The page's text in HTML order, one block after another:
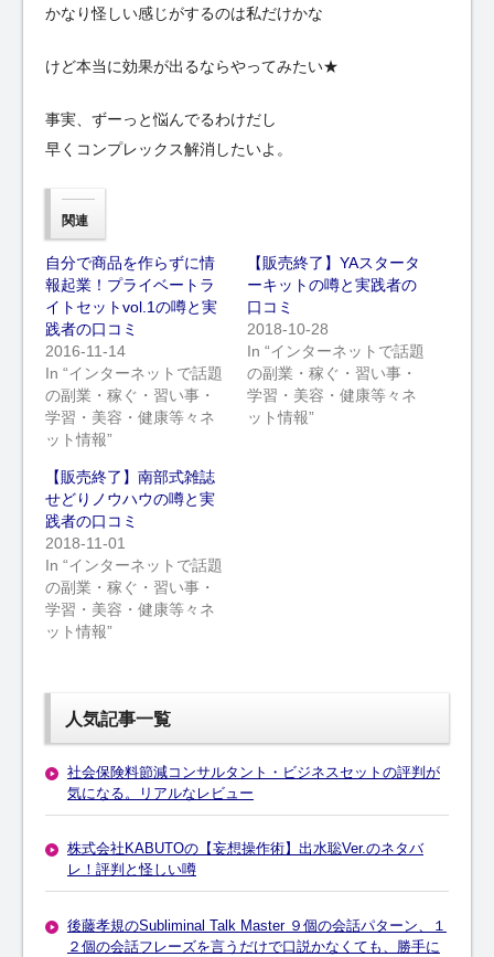
かなり怪しい感じがするのは私だけかな
けど本当に効果が出るならやってみたい★
事実、ずーっと悩んでるわけだし
早くコンプレックス解消したいよ。
関連
自分で商品を作らずに情
報起業！プライベートラ
イトセットvol.1の噂と実
践者の口コミ
2016-11-14
In “インターネットで話題
の副業・稼ぐ・習い事・
学習・美容・健康等々ネ
ット情報”
【販売終了】YAスタータ
ーキットの噂と実践者の
口コミ
2018-10-28
In “インターネットで話題
の副業・稼ぐ・習い事・
学習・美容・健康等々ネ
ット情報”
【販売終了】南部式雑誌
せどりノウハウの噂と実
践者の口コミ
2018-11-01
In “インターネットで話題
の副業・稼ぐ・習い事・
学習・美容・健康等々ネ
ット情報”
人気記事一覧
社会保険料節減コンサルタント・ビジネスセットの評判が
気になる。リアルなレビュー
株式会社KABUTOの【妄想操作術】出水聡Ver.のネタバ
レ！評判と怪しい噂
後藤孝規のSubliminal Talk Master ９個の会話パターン、１
２個の会話フレーズを言うだけで口説かなくても、勝手に